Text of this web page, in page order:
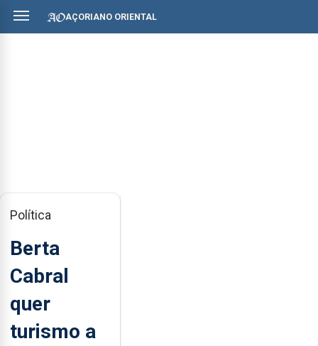
AÇORIANO ORIENTAL
Política
Berta
Cabral
quer
turismo a